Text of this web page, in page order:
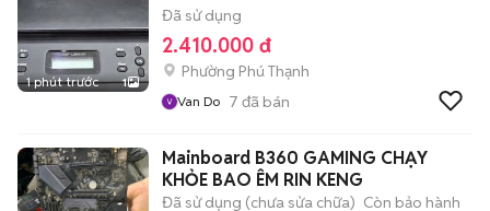
1 phút trước 1
Đã sử dụng
2.410.000 đ
Phường Phú Thạnh
Van Do 7 đã bán
Mainboard B360 GAMING CHẠY
KHỎE BAO ÊM RIN KENG
Đã sử dụng (chưa sửa chữa) Còn bảo hành